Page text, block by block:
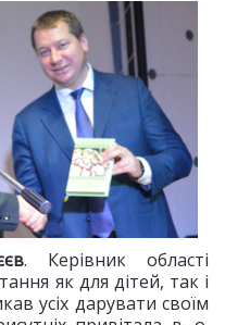
. Керівник області
як для дітей, так і
усіх дарувати своїм